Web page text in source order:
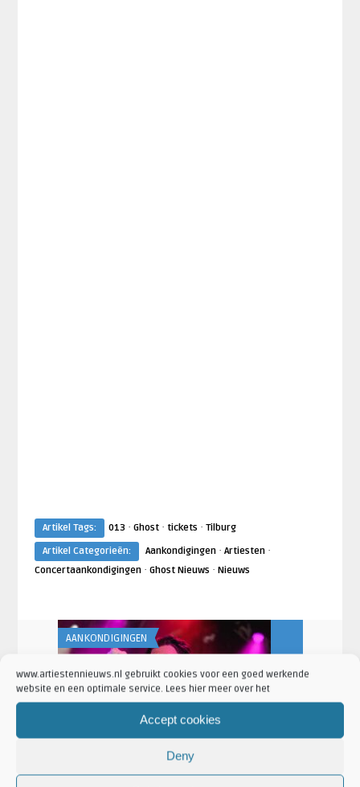
www.artiestennieuws.nl gebruikt cookies voor een goed werkende
website en een optimale service. Lees hier meer over het
Accept cookies
Deny
Artikel Tags: 013 · Ghost· tickets · Tilburg
Artikel Categorieën:
Aankondigingen· Artiesten·
Concertaankondigingen· Ghost Nieuws · Nieuws
AANKONDIGINGEN
Artiesten Nieuws
Ancienne Belgique in novem ...
Diljit